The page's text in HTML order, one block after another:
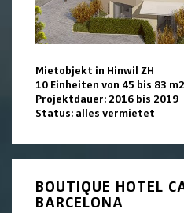
Mietobjekt in Hinwil ZH
10 Einheiten von 45 bis 83 m2
Projektdauer: 2016 bis 2019
Status: alles vermietet
BOUTIQUE HOTEL
BARCELONA